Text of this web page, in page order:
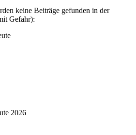
keine Beiträge gefunden in der
Gefahr):
2026